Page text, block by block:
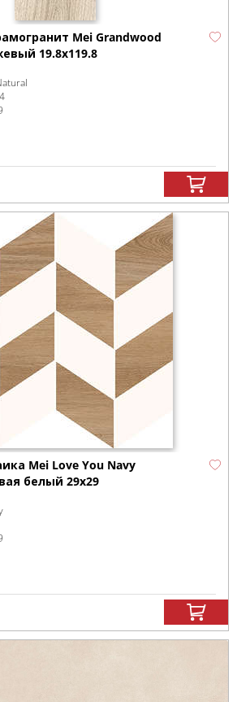
Mei Grandwood
19.8x119.8
Mei Love You Navy
белый 29x29